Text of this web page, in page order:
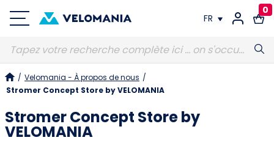
FR
FR
0
/ Velomania - À propos de nous /
Stromer Concept Store by VELOMANIA
Stromer Concept Store by
VELOMANIA